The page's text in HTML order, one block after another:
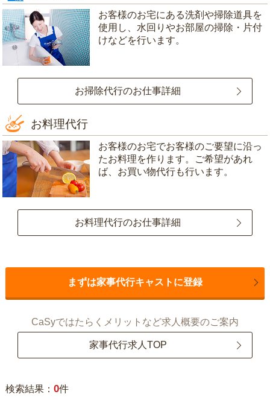
お客様のお宅にある洗剤や掃除道具を
使用し、水回りやお部屋の掃除・片付
けなどを行います。
お掃除代行のお仕事詳細
お料理代行
お客様のお宅でお客様のご要望に沿っ
たお料理を作ります。ご希望があれ
ば、お買い物代行も行います。
お料理代行のお仕事詳細
まずは家事代行キャストに登録
CaSyではたらくメリットなど求人概要のご案内
家事代行求人TOP
検索結果： 0件